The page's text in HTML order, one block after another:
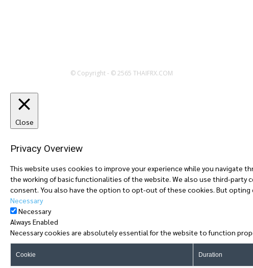
© Copyright - © 2565 THAIFRX.COM
Close
Privacy Overview
This website uses cookies to improve your experience while you navigate
the working of basic functionalities of the website. We also use third-party
consent. You also have the option to opt-out of these cookies. But opting
Necessary
Necessary
Always Enabled
Necessary cookies are absolutely essential for the website to function
Cookie Duration